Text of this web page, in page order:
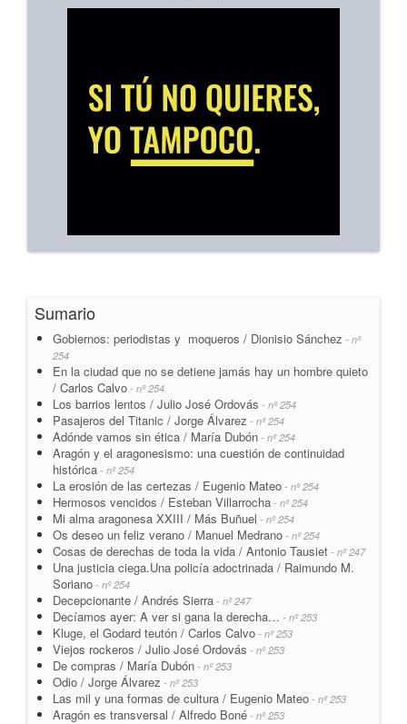
Sumario
Gobiernos: periodistas y moqueros / Dionisio Sánchez - nº
254
En la ciudad que no se detiene jamás hay un hombre quieto
/ Carlos Calvo - nº 254
Los barrios lentos / Julio José Ordovás - nº 254
Pasajeros del Titanic / Jorge Álvarez - nº 254
Adónde vamos sin ética / María Dubón - nº 254
Aragón y el aragonesismo: una cuestión de continuidad
histórica - nº 254
La erosión de las certezas / Eugenio Mateo - nº 254
Hermosos vencidos / Esteban Villarrocha - nº 254
Mi alma aragonesa XXIII / Más Buñuel - nº 254
Os deseo un feliz verano / Manuel Medrano - nº 254
Cosas de derechas de toda la vida / Antonio Tausiet - nº 247
Una justicia ciega.Una policía adoctrinada / Raimundo M.
Soriano - nº 254
Decepcionante / Andrés Sierra - nº 247
Decíamos ayer: A ver si gana la derecha… - nº 253
Kluge, el Godard teutón / Carlos Calvo - nº 253
Viejos rockeros / Julio José Ordovás - nº 253
De compras / María Dubón - nº 253
Odio / Jorge Álvarez - nº 253
Las mil y una formas de cultura / Eugenio Mateo - nº 253
Aragón es transversal / Alfredo Boné - nº 253